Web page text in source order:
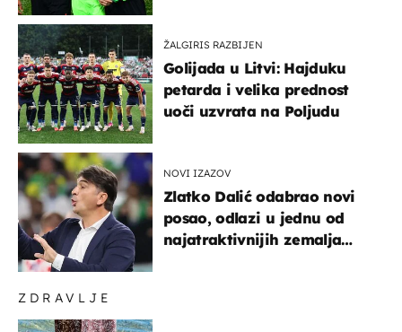
ZDRAVLJE
ŽALGIRIS RAZBIJEN
Golijada u Litvi: Hajduku
petarda i velika prednost
uoči uzvrata na Poljudu
NOVI IZAZOV
Zlatko Dalić odabrao novi
posao, odlazi u jednu od
najatraktivnijih zemalja